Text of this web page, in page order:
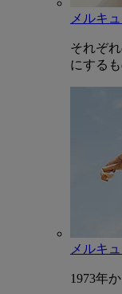
メルキ
それぞ
にする
メルキ
1973年